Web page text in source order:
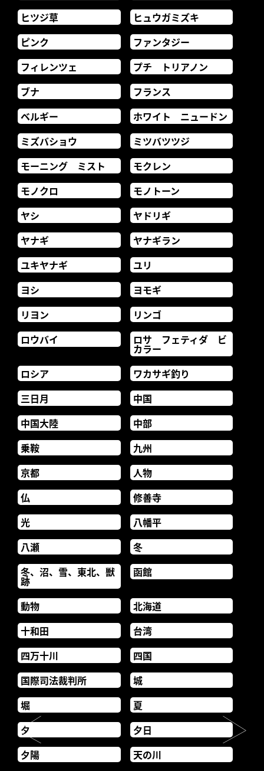
ヒツジ草
ヒュウガミズキ
ピンク
ファンタジー
フィレンツェ
プチ トリアノン
ブナ
フランス
ベルギー
ホワイト ニュードン
ミズバショウ
ミツバツツジ
モーニング ミスト
モクレン
モノクロ
モノトーン
ヤシ
ヤドリギ
ヤナギ
ヤナギラン
ユキヤナギ
ユリ
ヨシ
ヨモギ
リヨン
リンゴ
ロウバイ
ロサ フェティダ ビ
カラー
ロシア
ワカサギ釣り
三日月
中国
中国大陸
中部
乗鞍
九州
京都
人物
仏
修善寺
光
八幡平
八瀬
冬
冬、沼、雪、東北、獣
跡
函館
動物
北海道
十和田
台湾
四万十川
四国
国際司法裁判所
城
堀
夏
夕
夕日
夕陽
天の川